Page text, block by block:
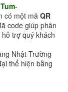
-
có một mã QR
code giúp phân
trợ quý khách
Nhật Trường
thể hiện bằng